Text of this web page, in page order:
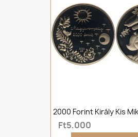
2000 Forint Király Kis
Ft5,000